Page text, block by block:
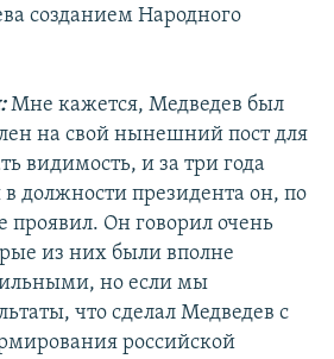
созданием Народного
Мне кажется, Медведев был
на свой нынешний пост для
видимость, и за три года
должности президента он, по
проявил. Он говорил очень
из них были вполне
но если мы
что сделал Медведев с
российской